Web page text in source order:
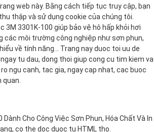
web này. Bằng cách tiếp tục truy cập, bạn
thập và sử dụng cookie của chúng tôi.
3M 3301K-100 giúp bảo vệ hô hấp khỏi hơi
các môi trường công nghiệp như sơn phun,
về tính năng… Trang nay duoc toi uu de
tu dau, dong thoi giup cong cu tim kiem va
ngu canh, tac gia, ngay cap nhat, cac buoc
quan.
Dành Cho Công Việc Sơn Phun, Hóa Chất Và In
co the doc duoc tu HTML tho.